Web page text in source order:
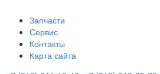
Запчасти
Сервис
Контакты
Карта сайта